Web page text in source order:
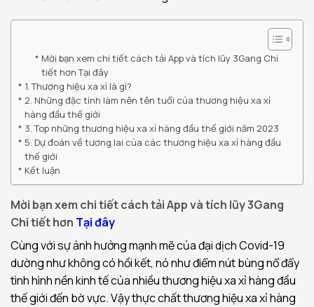
Mời bạn xem chi tiết cách tải App và tích lũy 3Gang Chi
tiết hơn Tại đây
1. Thương hiệu xa xỉ là gì?
2. Những đặc tính làm nên tên tuổi của thương hiệu xa xỉ
hàng đầu thế giới
3. Top những thương hiệu xa xỉ hàng đầu thế giới năm 2023
5. Dự đoán về tương lai của các thương hiệu xa xỉ hàng đầu
thế giới
Kết luận
Mời bạn xem chi tiết cách tải App và tích lũy 3Gang
Chi tiết hơn Tại đây
Cùng với sự ảnh hưởng mạnh mẽ của đại dịch Covid-19
dường như không có hồi kết, nó như điểm nút bùng nổ đẩy
tình hình nền kinh tế của nhiều thương hiệu xa xỉ hàng đầu
thế giới đến bờ vực. Vậy thực chất thương hiệu xa xỉ hàng